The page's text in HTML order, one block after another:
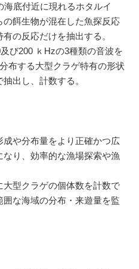
海底付近に現れるホタルイ
の餌生物が混在した魚探反応
の反応だけを抽出する。
び200 ｋHzの3種類の音波を
布する大型クラゲ特有の形状
出し、計数する。
や分布量をより正確かつ広
り、効率的な漁場探索や漁
型クラゲの個体数を計数で
囲な海域の分布・来遊量を監